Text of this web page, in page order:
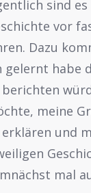
sind
vor
Dazu
gelernt habe
berichten
meine
erklären und
mal